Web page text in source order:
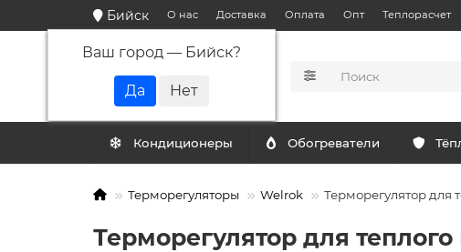
Бийск
Ваш город — Бийск?
О нас Доставка Оплата Опт Теплорасчет
Кондиционеры Обогреватели
Терморегуляторы Welrok Терморегулятор для
Терморегулятор для